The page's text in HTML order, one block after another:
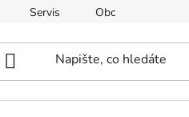
Servis Obchodní podmínky